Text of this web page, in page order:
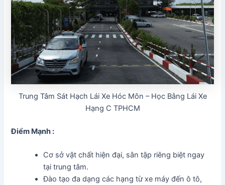
Trung Tâm Sát Hạch Lái Xe Hóc Môn – Học Bằng Lái Xe
Hạng C TPHCM
Điểm Mạnh :
Cơ sở vật chất hiện đại, sân tập riêng biệt ngay
tại trung tâm.
Đào tạo đa dạng các hạng từ xe máy đến ô tô,